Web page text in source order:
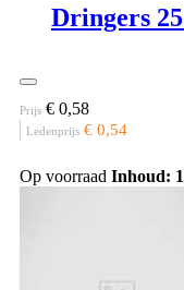
Dringers
Prijs € 0,58
Ledenprijs € 0,54
Op voorraad Inhoud: